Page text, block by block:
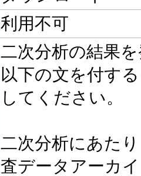
利用不可
二次分析の結果
以下の文を付す
してください。
二次分析にあた
査データアーカ